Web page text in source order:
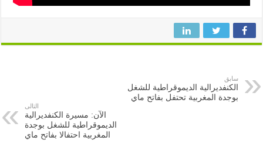
الكنفديرالية الديموقراطية للشغل
بوجدة المغربية تحتفل بفاتح ماي
الآن: مسيرة الكنفديرالية
الديموقراطية للشغل بوجدة
المغربية احتفالا بفاتح ماي